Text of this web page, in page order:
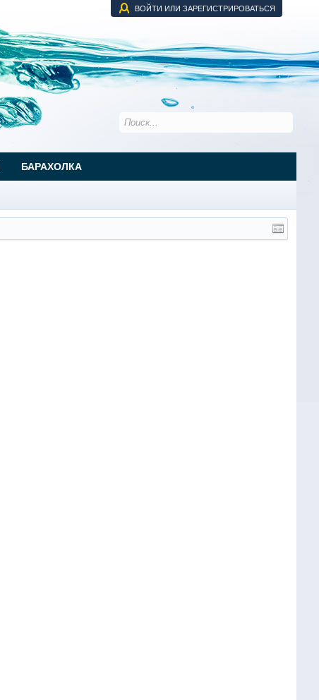
ВОЙТИ ИЛИ ЗАРЕГИСТРИРОВАТЬСЯ
БАРАХОЛКА